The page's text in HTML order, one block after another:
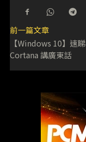
前一篇文章
【Windows 10】速睇
Cortana 講廣東話